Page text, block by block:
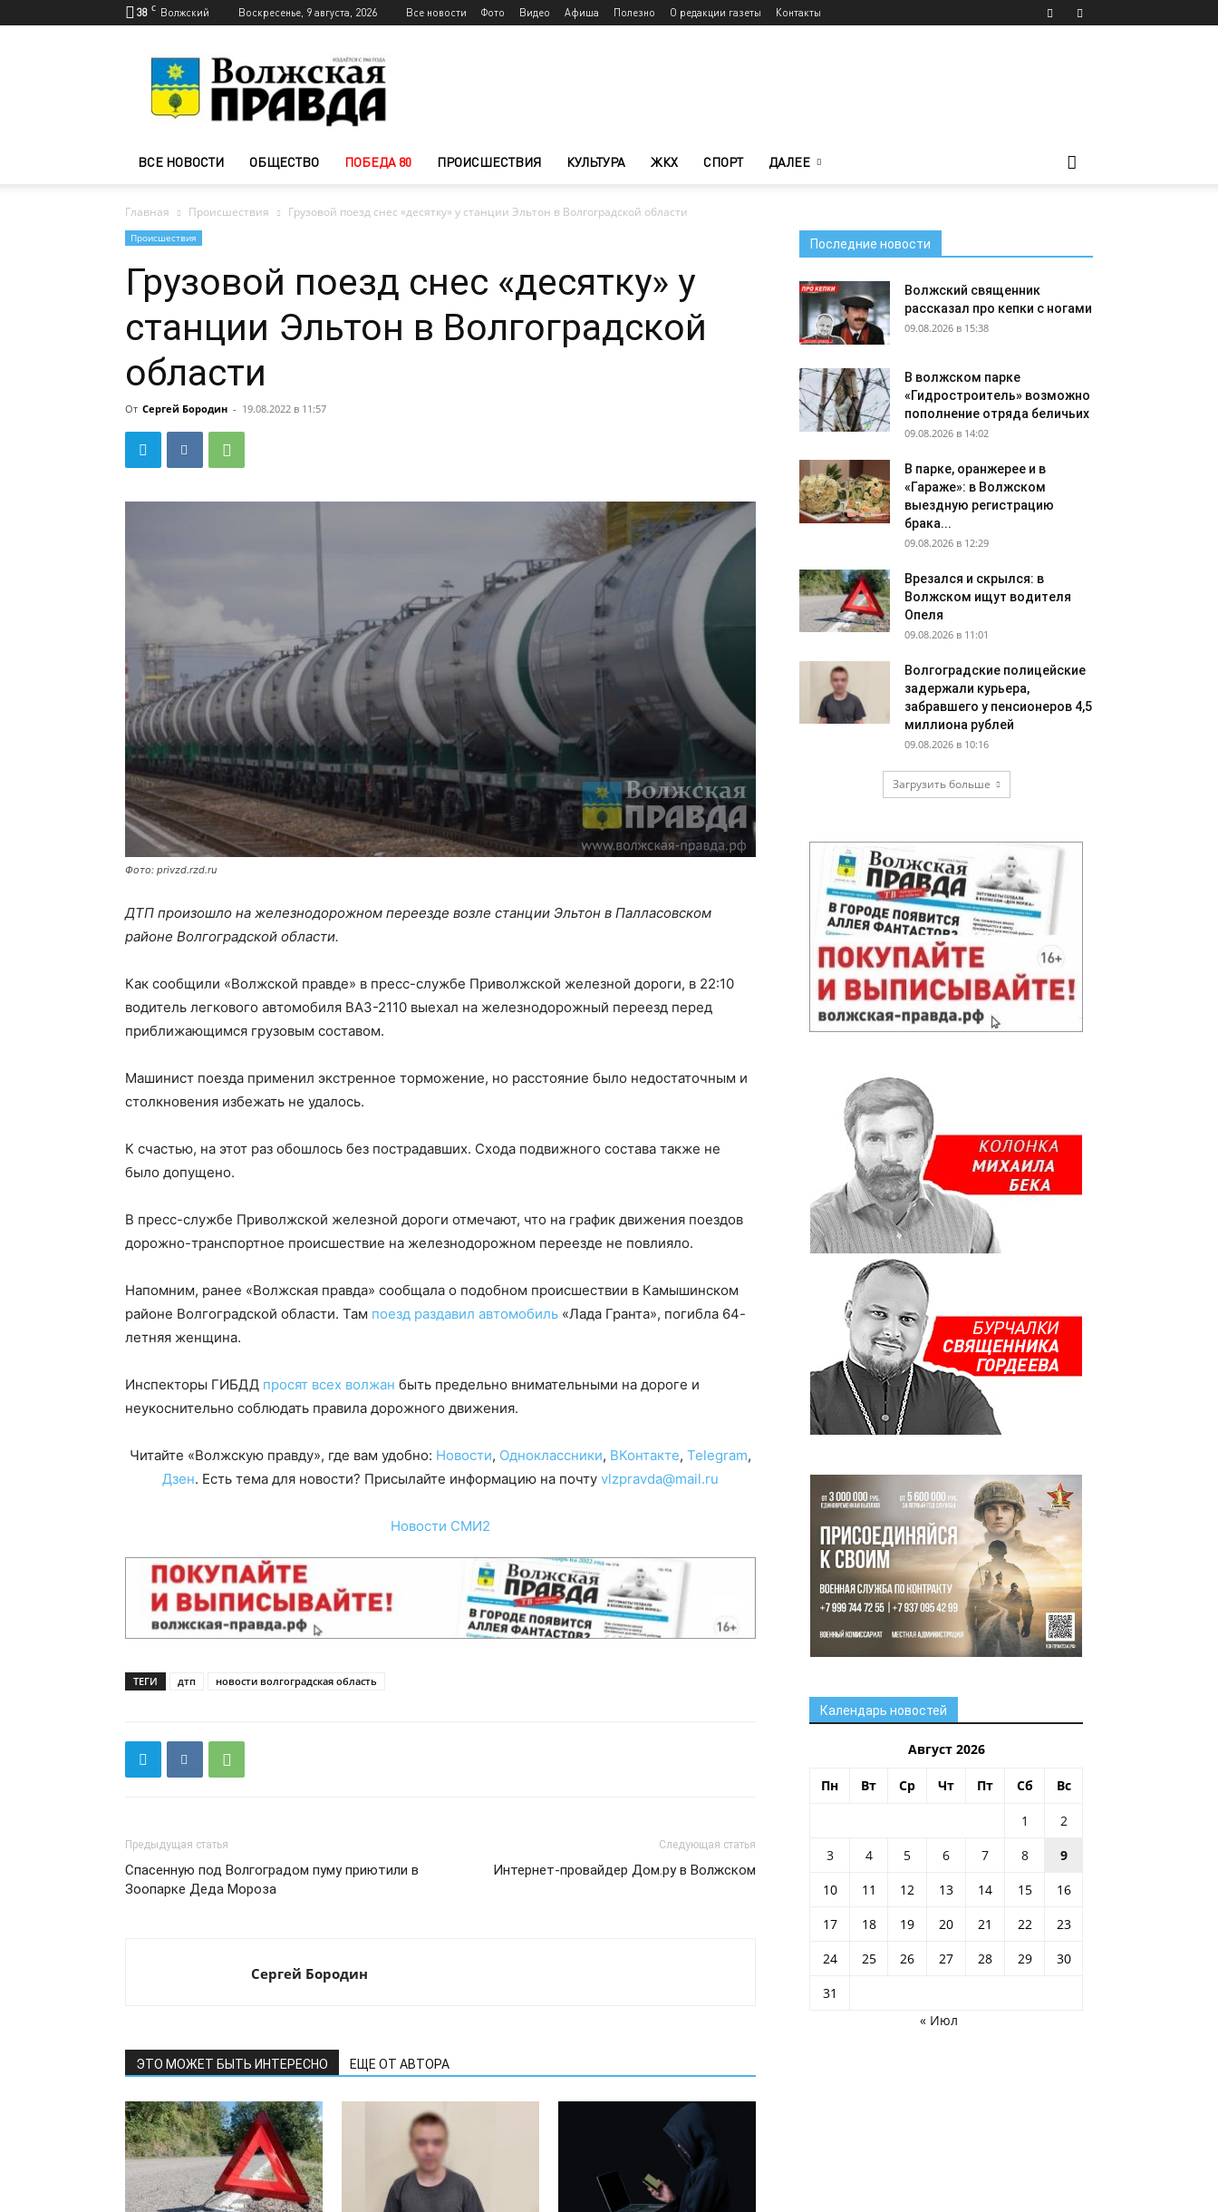
38 C Волжский Воскресенье, 9 августа, 2026 Все новости Фото Видео Афиша Полезно О редакции газеты Контакты
Волжского
—
Волжская
ВСЕ НОВОСТИ ОБЩЕСТВО ПОБЕДА 80 ПРОИСШЕСТВИЯ КУЛЬТУРА ЖКХ СПОРТ ДАЛЕЕ
Главная Происшествия Грузовой поезд снес «десятку» у станции Эльтон в Волгоградской области
Происшествия
Грузовой поезд снес «десятку» у
станции Эльтон в Волгоградской
области
От Сергей Бородин - 19.08.2022 в 11:57
Фото: privzd.rzd.ru
ДТП произошло на железнодорожном переезде возле станции Эльтон в Палласовском
районе Волгоградской области.
Как сообщили «Волжской правде» в пресс-службе Приволжской железной дороги, в 22:10
водитель легкового автомобиля ВАЗ-2110 выехал на железнодорожный переезд перед
приближающимся грузовым составом.
Машинист поезда применил экстренное торможение, но расстояние было недостаточным и
столкновения избежать не удалось.
К счастью, на этот раз обошлось без пострадавших. Схода подвижного состава также не
было допущено.
В пресс-службе Приволжской железной дороги отмечают, что на график движения поездов
дорожно-транспортное происшествие на железнодорожном переезде не повлияло.
Напомним, ранее «Волжская правда» сообщала о подобном происшествии в Камышинском
районе Волгоградской области. Там поезд раздавил автомобиль «Лада Гранта», погибла 64-
летняя женщина.
Инспекторы ГИБДД просят всех волжан быть предельно внимательными на дороге и
неукоснительно соблюдать правила дорожного движения.
Читайте «Волжскую правду», где вам удобно: Новости, Одноклассники, ВКонтакте, Telegram,
Дзен. Есть тема для новости? Присылайте информацию на почту vlzpravda@mail.ru
Новости СМИ2
ТЕГИ дтп новости волгоградская область
Предыдущая статья
Спасенную под Волгоградом пуму приютили в
Зоопарке Деда Мороза
Следующая статья
Интернет-провайдер Дом.ру в Волжском
Сергей Бородин
ЭТО МОЖЕТ БЫТЬ ИНТЕРЕСНО ЕЩЕ ОТ АВТОРА
Последние новости
Волжский священник
рассказал про кепки с ногами
09.08.2026 в 15:38
В волжском парке
«Гидростроитель» возможно
пополнение отряда беличьих
09.08.2026 в 14:02
В парке, оранжерее и в
«Гараже»: в Волжском
выездную регистрацию
брака...
09.08.2026 в 12:29
Врезался и скрылся: в
Волжском ищут водителя
Опеля
09.08.2026 в 11:01
Волгоградские полицейские
задержали курьера,
забравшего у пенсионеров 4,5
миллиона рублей
09.08.2026 в 10:16
Загрузить больше
Календарь новостей
Август 2026
Пн Вт Ср Чт Пт Сб Вс
1
2
3
4 5 6 7 8
9
10
11 12 13 14 15
16
17
18 19 20 21 22
23
24
25 26 27 28 29
30
31
« Июл